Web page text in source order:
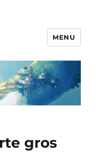
MENU
gros